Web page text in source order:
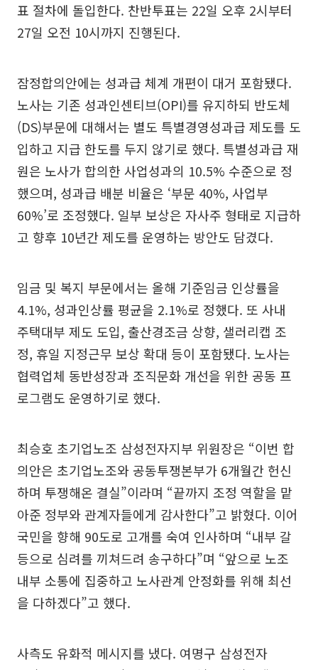
표 절차에 돌입한다. 찬반투표는 22일 오후 2시부터
27일 오전 10시까지 진행된다.
잠정합의안에는 성과급 체계 개편이 대거 포함됐다.
노사는 기존 성과인센티브(OPI)를 유지하되 반도체
(DS)부문에 대해서는 별도 특별경영성과급 제도를 도
입하고 지급 한도를 두지 않기로 했다. 특별성과급 재
원은 노사가 합의한 사업성과의 10.5% 수준으로 정
했으며, 성과급 배분 비율은 ‘부문 40%, 사업부
60%’로 조정했다. 일부 보상은 자사주 형태로 지급하
고 향후 10년간 제도를 운영하는 방안도 담겼다.
임금 및 복지 부문에서는 올해 기준임금 인상률을
4.1%, 성과인상률 평균을 2.1%로 정했다. 또 사내
주택대부 제도 도입, 출산경조금 상향, 샐러리캡 조
정, 휴일 지정근무 보상 확대 등이 포함됐다. 노사는
협력업체 동반성장과 조직문화 개선을 위한 공동 프
로그램도 운영하기로 했다.
최승호 초기업노조 삼성전자지부 위원장은 “이번 합
의안은 초기업노조와 공동투쟁본부가 6개월간 헌신
하며 투쟁해온 결실”이라며 “끝까지 조정 역할을 맡
아준 정부와 관계자들에게 감사한다”고 밝혔다. 이어
국민을 향해 90도로 고개를 숙여 인사하며 “내부 갈
등으로 심려를 끼쳐드려 송구하다”며 “앞으로 노조
내부 소통에 집중하고 노사관계 안정화를 위해 최선
을 다하겠다”고 했다.
사측도 유화적 메시지를 냈다. 여명구 삼성전자